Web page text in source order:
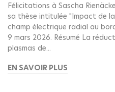
Félicitations à Sascha
sa thèse intitulée "Impact de
champ électrique radial au
9 mars 2026. Résumé La
plasmas de...
EN SAVOIR PLUS